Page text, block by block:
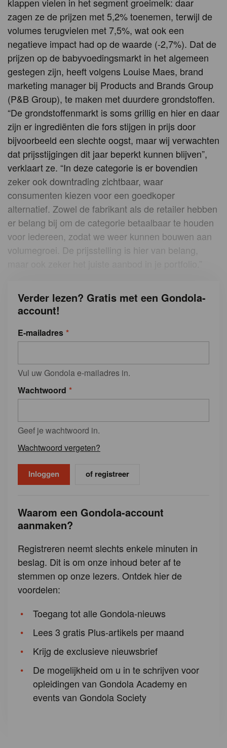
klappen vielen in het segment groeimelk: daar
zagen ze de prijzen met 5,2% toenemen, terwijl de
volumes terugvielen met 7,5%, wat ook een
negatieve impact had op de waarde (-2,7%). Dat de
prijzen op de babyvoedingsmarkt in het algemeen
gestegen zijn, heeft volgens Louise Maes, brand
marketing manager bij Products and Brands Group
(P&B Group), te maken met duurdere grondstoffen.
“De grondstoffenmarkt is soms grillig en hier en daar
zijn er ingrediënten die fors stijgen in prijs door
bijvoorbeeld een slechte oogst, maar wij verwachten
dat prijsstijgingen dit jaar beperkt kunnen blijven”,
verklaart ze. “In deze categorie is er bovendien
zeker ook downtrading zichtbaar, waar
consumenten kiezen voor een goedkoper
alternatief. Zowel de fabrikant als de retailer hebben
er belang bij om de categorie betaalbaar te houden
voor iedereen, zodat we weer kunnen bouwen aan
volumegroei. De prijsstelling is hier van belang,
Verder lezen? Gratis met een Gondola-
account!
E-mailadres
Vul uw Gondola e-mailadres in.
Wachtwoord
Geef je wachtwoord in.
Wachtwoord vergeten?
of registreer
Waarom een Gondola-account
aanmaken?
Registreren neemt slechts enkele minuten in
beslag. Dit is om onze inhoud beter af te
stemmen op onze lezers. Ontdek hier de
voordelen:
Toegang tot alle Gondola-nieuws
Lees 3 gratis Plus-artikels per maand
Krijg de exclusieve nieuwsbrief
De mogelijkheid om u in te schrijven voor
opleidingen van Gondola Academy en
events van Gondola Society